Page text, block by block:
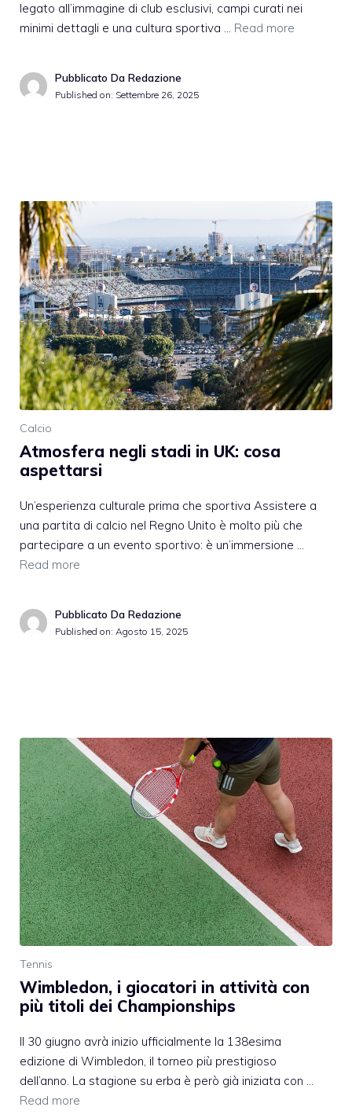
legato all’immagine di club esclusivi, campi curati nei
minimi dettagli e una cultura sportiva … Read more
Pubblicato Da Redazione
Published on: Settembre 26, 2025
Calcio
Atmosfera negli stadi in UK: cosa
aspettarsi
Un’esperienza culturale prima che sportiva Assistere a
una partita di calcio nel Regno Unito è molto più che
partecipare a un evento sportivo: è un’immersione …
Read more
Pubblicato Da Redazione
Published on: Agosto 15, 2025
Tennis
Wimbledon, i giocatori in attività con
più titoli dei Championships
Il 30 giugno avrà inizio ufficialmente la 138esima
edizione di Wimbledon, il torneo più prestigioso
dell’anno. La stagione su erba è però già iniziata con …
Read more